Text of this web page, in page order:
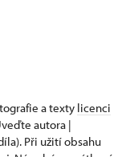
a texty licenci
autora |
Při užití obsahu